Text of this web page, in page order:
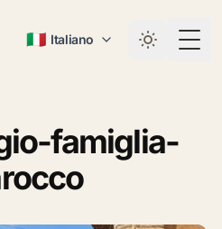
🇮🇹 Italiano
famiglia-